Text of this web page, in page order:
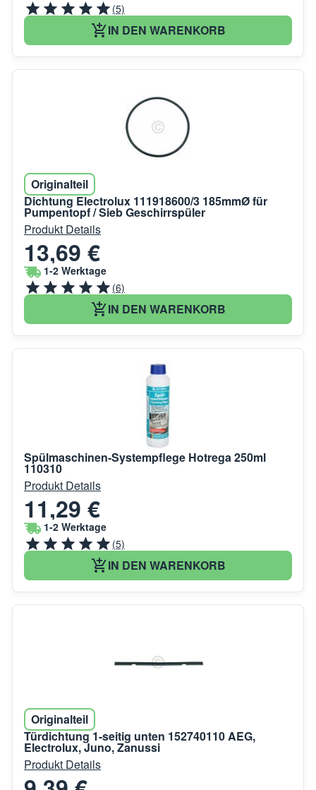
(5)
IN DEN WARENKORB
Originalteil
Dichtung Electrolux 111918600/3 185mmØ für
Pumpentopf / Sieb Geschirrspüler
Produkt Details
13,69 €
1-2 Werktage
(6)
IN DEN WARENKORB
Spülmaschinen-Systempflege Hotrega 250ml
110310
Produkt Details
11,29 €
1-2 Werktage
(5)
IN DEN WARENKORB
Originalteil
Türdichtung 1-seitig unten 152740110 AEG,
Electrolux, Juno, Zanussi
Produkt Details